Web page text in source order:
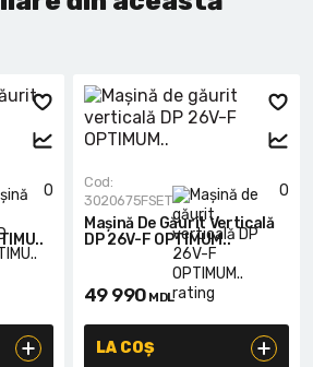
0 0
Cod:
3020675FSET
Mașină De Găurit Verticală
DP 26V-F OPTIMUM..
49 990 MDL
LA COȘ